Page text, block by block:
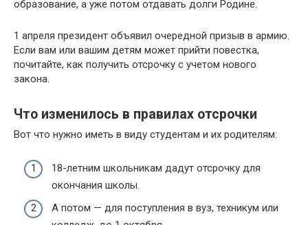
образование, а уже потом отдавать долги Родине.
1 апреля президент объявил очередной призыв в армию.
Если вам или вашим детям может прийти повестка,
почитайте, как получить отсрочку с учетом нового
закона.
Что изменилось в правилах отсрочки
Вот что нужно иметь в виду студентам и их родителям:
18-летним школьникам дадут отсрочку для
окончания школы.
А потом — для поступления в вуз, техникум или